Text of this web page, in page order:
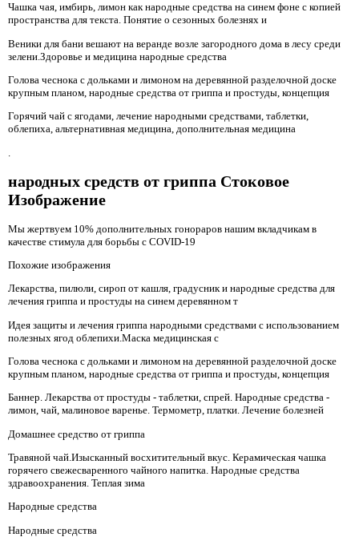
Чашка чая, имбирь, лимон как народные средства на синем фоне с копией
пространства для текста. Понятие о сезонных болезнях и
Веники для бани вешают на веранде возле загородного дома в лесу среди
зелени.Здоровье и медицина народные средства
Голова чеснока с дольками и лимоном на деревянной разделочной доске
крупным планом, народные средства от гриппа и простуды, концепция
Горячий чай с ягодами, лечение народными средствами, таблетки,
облепиха, альтернативная медицина, дополнительная медицина
народных средств от гриппа Стоковое
Изображение
Мы жертвуем 10% дополнительных гонораров нашим вкладчикам в
качестве стимула для борьбы с COVID-19
Похожие изображения
Лекарства, пилюли, сироп от кашля, градусник и народные средства для
лечения гриппа и простуды на синем деревянном т
Идея защиты и лечения гриппа народными средствами с использованием
полезных ягод облепихи.Маска медицинская с
Голова чеснока с дольками и лимоном на деревянной разделочной доске
крупным планом, народные средства от гриппа и простуды, концепция
Баннер. Лекарства от простуды - таблетки, спрей. Народные средства -
лимон, чай, малиновое варенье. Термометр, платки. Лечение болезней
Домашнее средство от гриппа
Травяной чай.Изысканный восхитительный вкус. Керамическая чашка
горячего свежесваренного чайного напитка. Народные средства
здравоохранения. Теплая зима
Народные средства
Народные средства